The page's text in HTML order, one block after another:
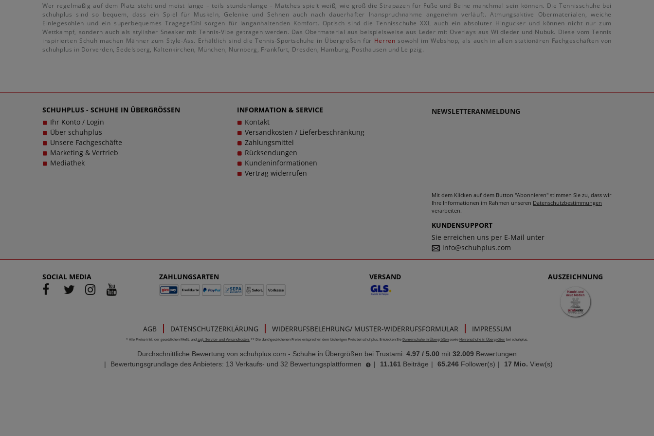
Wer regelmäßig auf dem Platz steht und meist lange – teils stundenlange – Matches spielt weiß, wie groß die Strapazen für Füße und Beine manchmal sein können. Die Tennisschuhe bei
schuhplus sind so bequem, dass ein Spiel für Muskeln, Gelenke und Sehnen auch nach dauerhafter Inanspruchnahme angenehm verläuft. Atmungsaktive Obermaterialen, weiche
Einlegesohlen und ein superbequemes Tragegefühl sorgen für langanhaltenden Komfort. Optisch sind die Tennisschuhe XXL auch ein absoluter Hingucker und können nicht nur zum
Wettkampf, sondern auch als stylisher Sneaker mit Tennis-Vibe getragen werden. Das Obermaterial aus beispielsweise aus Leder mit Overlays aus Wildleder und Nubuk. Diese vom Tennis
inspirierten Schuh machen Männer zum Style-Ass. Erhältlich sind die Tennis-Sportschuhe in Übergrößen für Herren sowohl im Webshop, als auch in allen stationären Fachgeschäften von
schuhplus in Dörverden, Sedelsberg, Kaltenkirchen, München, Nürnberg, Frankfurt, Dresden, Hamburg, Posthausen und Leipzig.
SCHUHPLUS - SCHUHE IN ÜBERGRÖSSEN
Ihr Konto / Login
Über schuhplus
Unsere Fachgeschäfte
Marketing & Vertrieb
Mediathek
INFORMATION & SERVICE
Kontakt
Versandkosten / Lieferbeschränkung
Zahlungsmittel
Rücksendungen
Kundeninformationen
Vertrag widerrufen
NEWSLETTERANMELDUNG
Mit dem Klicken auf dem Button "Abonnieren" stimmen Sie zu, dass wir
Ihre Informationen im Rahmen unseren Datenschutzbestimmungen
verarbeiten.
KUNDENSUPPORT
Sie erreichen uns per E-Mail unter
info@schuhplus.com
SOCIAL MEDIA ZAHLUNGSARTEN VERSAND AUSZEICHNUNG
AGB DATENSCHUTZERKLÄRUNG WIDERRUFSBELEHRUNG/ MUSTER-WIDERRUFSFORMULAR IMPRESSUM
* Alle Preise inkl. der gesetzlichen MwSt. und zzgl. Service- und Versandkosten. ** Die durchgestrichenen Preise entsprechen dem bisherigen Preis bei schuhplus. Entdecken Sie Damenschuhe in Übergrößen sowie Herrenschuhe in Übergrößen bei schuhplus.
Durchschnittliche Bewertung von schuhplus.com - Schuhe in Übergrößen bei Trustami: 4.97 / 5.00 mit 32.009 Bewertungen
|
Bewertungsgrundlage des Anbieters: 13 Verkaufs- und 32 Bewertungsplattformen | 11.161 Beiträge | 65.246 Follower(s) | 17 Mio. View(s)